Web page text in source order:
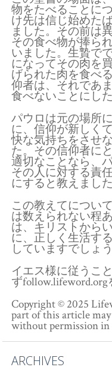
物をたべることに
け先は信じ始めた
ました。その前は
その食べ物が捧ら
いました。生贄で
になってその肉を
げられた肉を食べ
仰者は、それであ
食べないことにした
パウロは元の場所
に、信仰が新しく
快な気持ちをさせ
た。その信仰者に
適切なことなら、
その人に対する責
にすると教えました
この教えてについ
は数えられない程
は、キリストから
に、正しく生活す
していますでしょ
イエス様に従うこ
ずfollow.lifeword.org
Copyright © 2025
part of this article
without permission
ARCHIVES